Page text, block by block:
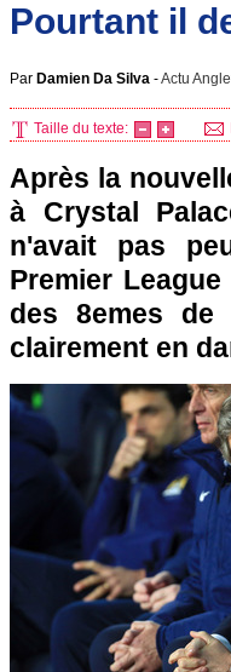
Pourtant il
Par Damien Da Silva -Actu
Taille du texte:
Après la
à Crystal
n'avait pas
Premier
des 8emes
clairement en